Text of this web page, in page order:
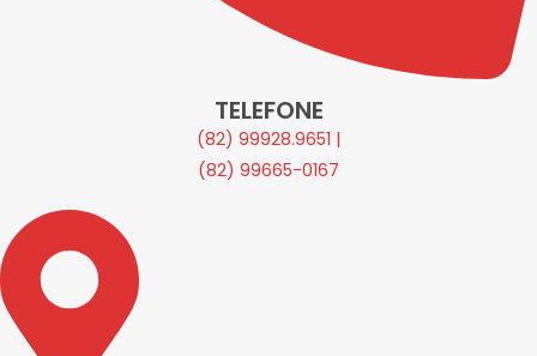
TELEFONE
(82) 99928.9651 |
(82) 99665-0167